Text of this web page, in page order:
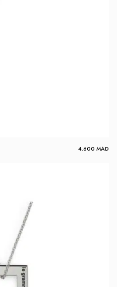
4.600 MAD